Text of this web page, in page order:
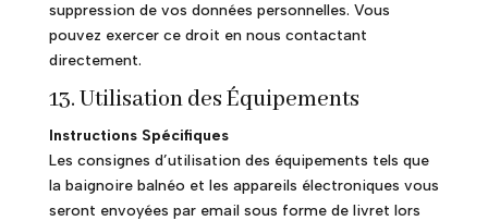
suppression de vos données personnelles. Vous
pouvez exercer ce droit en nous contactant
directement.
13. Utilisation des Équipements
Instructions Spécifiques
Les consignes d’utilisation des équipements tels que
la baignoire balnéo et les appareils électroniques vous
seront envoyées par email sous forme de livret lors